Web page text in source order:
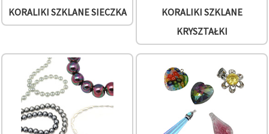
Ustawieniach,
wybierając
cookie i
"Zapisz"
Akceptuj
wszystkie
KORALIKI SZKLANE SIECZKA
KORALIKI SZKLANE
KRYSZTAŁKI